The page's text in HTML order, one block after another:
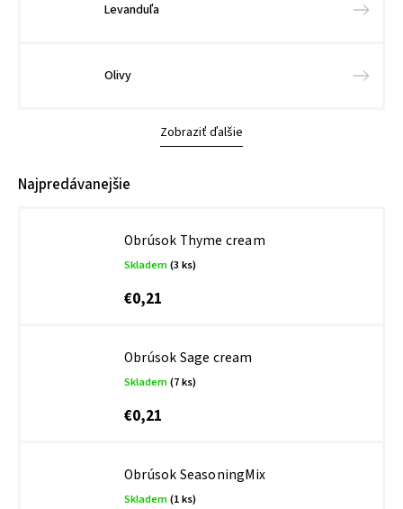
Levanduľa
Olivy
Zobraziť ďalšie
Najpredávanejšie
Obrúsok Thyme cream
Skladem(3 ks)
€0,21
Obrúsok Sage cream
Skladem(7 ks)
€0,21
Obrúsok SeasoningMix
Skladem(1 ks)